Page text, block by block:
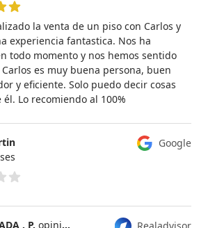
la venta de un piso con Carlos y
experiencia fantastica. Nos ha
todo momento y nos hemos sentido
es muy buena persona, buen
y eficiente. Solo puedo decir cosas
él. Lo recomiendo al 100%
Google
. P. opinión
Carlos Barahona